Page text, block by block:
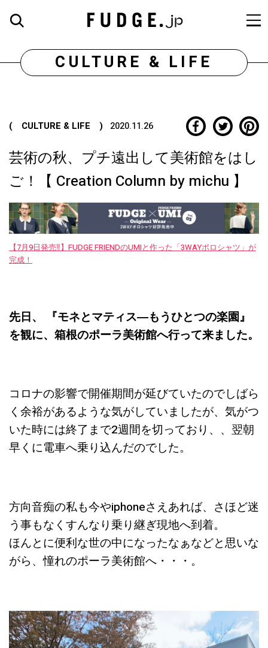
CULTURE & LIFE
( CULTURE & LIFE ) 2020.11.26
芸術の秋、プチ遠出して美術館をはし
ご！【 Creation Column by michu 】
【7月9日発売‼︎】FUDGE FRIENDのUMIと作った「3WAYポロシャツ」が
完成！
先日、 『モネとマティス―もうひとつの楽園』
を観に、箱根のポーラ美術館へ行って来ました。
コロナの影響で開催期間が延びていたのでしばら
く余裕があるような気がしていましたが、気がつ
いた時には終了まで2週間を切っており、、翌朝
早くに電車へ乗り込んだのでした。
方向音痴の私も今やiphoneさえあれば、さほど迷
う事もなくすんなり乗り継ぎ現地へ到着。
ほんとに便利な世の中になったなぁなどと思いな
がら、憧れのポーラ美術館へ・・・。